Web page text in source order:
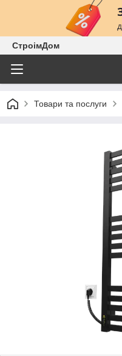
СтроімДом
Товари та послуги